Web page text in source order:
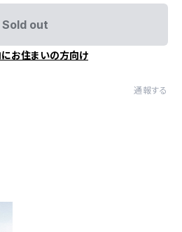
Sold out
お住まいの方向け
通報する